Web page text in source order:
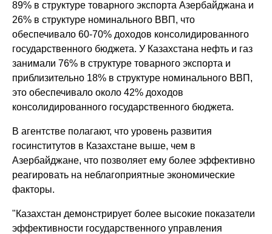
89% в структуре товарного экспорта Азербайджана и
26% в структуре номинального ВВП, что
обеспечивало 60-70% доходов консолидированного
государственного бюджета. У Казахстана нефть и газ
занимали 76% в структуре товарного экспорта и
приблизительно 18% в структуре номинального ВВП,
это обеспечивало около 42% доходов
консолидированного государственного бюджета.
В агентстве полагают, что уровень развития
госинститутов в Казахстане выше, чем в
Азербайджане, что позволяет ему более эффективно
реагировать на неблагоприятные экономические
факторы.
"Казахстан демонстрирует более высокие показатели
эффективности государственного управления